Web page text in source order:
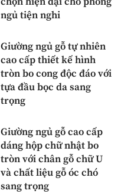
ngủ tiện nghi
Giường ngủ gỗ tự nhiên
cao cấp thiết kế hình
tròn bo cong độc đáo với
tựa đầu bọc da sang
trọng
Giường ngủ gỗ cao cấp
dáng hộp chữ nhật bo
tròn với chân gỗ chữ U
và chất liệu gỗ óc chó
sang trọng